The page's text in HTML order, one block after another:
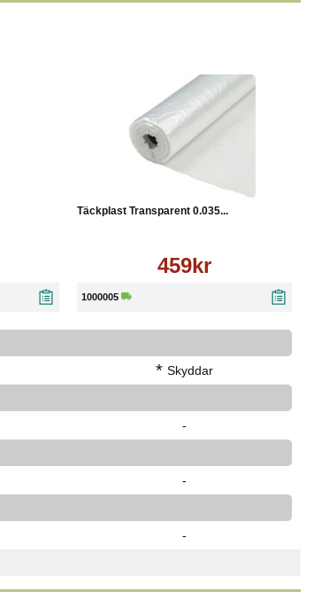
Täckplast Transparent 0.035...
459kr
1000005
* Skyddar
-
-
-